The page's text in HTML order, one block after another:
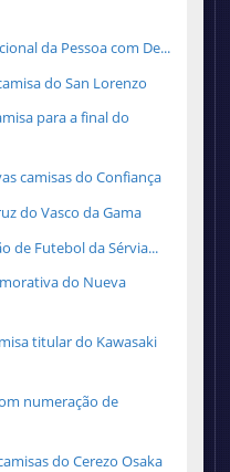
da Pessoa com De...
do San Lorenzo
para a final do
camisas do Confiança
do Vasco da Gama
de Futebol da Sérvia...
do Nueva
titular do Kawasaki
numeração de
do Cerezo Osaka